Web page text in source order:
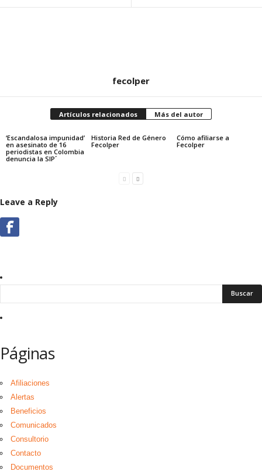
fecolper
Artículos relacionados Más del autor
‘Escandalosa impunidad’
en asesinato de 16
periodistas en Colombia
denuncia la SIP´
Historia Red de Género
Fecolper
Cómo afiliarse a
Fecolper
Leave a Reply
Páginas
Afiliaciones
Alertas
Beneficios
Comunicados
Consultorio
Contacto
Documentos